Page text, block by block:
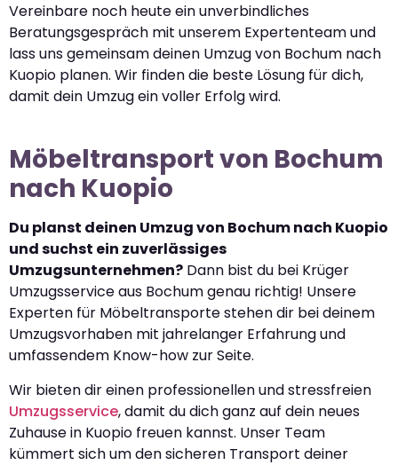
Vereinbare noch heute ein unverbindliches
Beratungsgespräch mit unserem Expertenteam und
lass uns gemeinsam deinen Umzug von Bochum nach
Kuopio planen. Wir finden die beste Lösung für dich,
damit dein Umzug ein voller Erfolg wird.
Möbeltransport von Bochum
nach Kuopio
Du planst deinen Umzug von Bochum nach Kuopio
und suchst ein zuverlässiges
Umzugsunternehmen? Dann bist du bei Krüger
Umzugsservice aus Bochum genau richtig! Unsere
Experten für Möbeltransporte stehen dir bei deinem
Umzugsvorhaben mit jahrelanger Erfahrung und
umfassendem Know-how zur Seite.
Wir bieten dir einen professionellen und stressfreien
Umzugsservice, damit du dich ganz auf dein neues
Zuhause in Kuopio freuen kannst. Unser Team
kümmert sich um den sicheren Transport deiner